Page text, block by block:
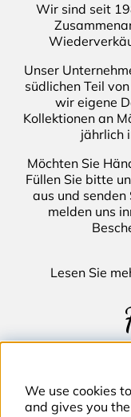
Wir sind seit
Unser
südlichen Teil
wir eigene
Kollektionen an
jährlich
Möchten Sie
Füllen Sie bitte
aus und
melden uns
Lesen Sie
We use cookies
and gives you